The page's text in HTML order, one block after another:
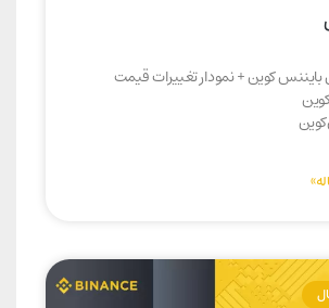
کوین + نمودار تغییرات قیمت